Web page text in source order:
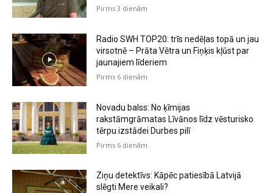
Pirms 3 dienām
Radio SWH TOP20: trīs nedēļas topā un jau
virsotnē – Prāta Vētra un Fiņķis kļūst par
jaunajiem līderiem
Pirms 6 dienām
Novadu balss: No ķīmijas
rakstāmgrāmatas Līvānos līdz vēsturisko
tērpu izstādei Durbes pilī
Pirms 6 dienām
Ziņu detektīvs: Kāpēc patiesībā Latvijā
slēgti Mere veikali?